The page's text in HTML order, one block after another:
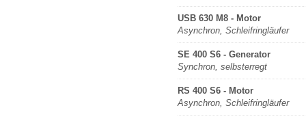
USB 630 M8 - Motor
Asynchron, Schleifringläufer
SE 400 S6 - Generator
Synchron, selbsterregt
RS 400 S6 - Motor
Asynchron, Schleifringläufer